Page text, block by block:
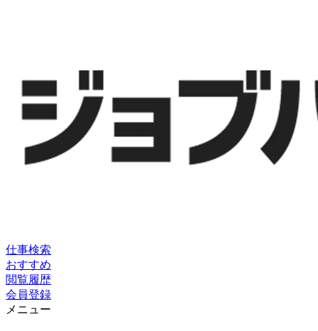
仕事検索
おすすめ
閲覧履歴
会員登録
メニュー